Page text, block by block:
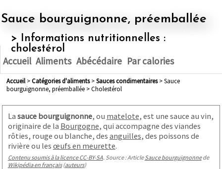
Sauce bourguignonne, préemballée
> Informations nutritionnelles :
cholestérol
Accueil Aliments Abécédaire Par calories
Accueil> Catégories d'aliments> sauces condimentaires> Sauce
bourguignonne, préemballée > Cholestérol
La sauce bourguignonne, ou matelote, est une sauce au vin,
originaire de la Bourgogne, qui accompagne des viandes
rôties, rouge ou blanche, des anguilles, des poissons de
rivière ou les œufs en meurette.
Contenu soumis à la licence CC-BY-SA. Source : ArticleSauce bourguignonnede
Wikipédia en français(auteurs)